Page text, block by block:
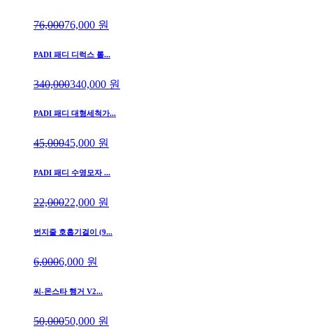
76,00076,000 원
PADI 패디 디럭스 롤...
340,000340,000 원
PADI 패디 대형세척가...
45,00045,000 원
PADI 패디 수영모자 ...
22,00022,000 원
번지줄 호흡기걸이 (9...
6,0006,000 원
씨-몬스타 행거 V2...
50,00050,000 원